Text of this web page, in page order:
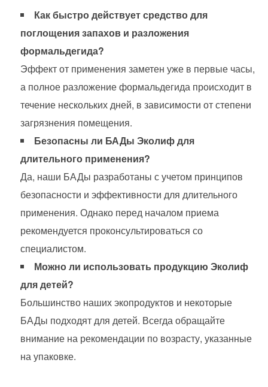
Как быстро действует средство для
поглощения запахов и разложения
формальдегида?
Эффект от применения заметен уже в первые часы,
а полное разложение формальдегида происходит в
течение нескольких дней, в зависимости от степени
загрязнения помещения.
Безопасны ли БАДы Эколиф для
длительного применения?
Да, наши БАДы разработаны с учетом принципов
безопасности и эффективности для длительного
применения. Однако перед началом приема
рекомендуется проконсультироваться со
специалистом.
Можно ли использовать продукцию Эколиф
для детей?
Большинство наших экопродуктов и некоторые
БАДы подходят для детей. Всегда обращайте
внимание на рекомендации по возрасту, указанные
на упаковке.